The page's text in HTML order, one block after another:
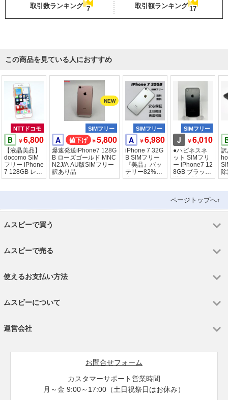
取引数ランキング 7 取引額ランキング 17
この商品を見ている人におすすめ
NTTドコモ
B ￥6,800
【液晶美品】
docomo SIM
フリー iPhone
7 128GB レッ
ド
SIMフリー
A ￥5,800
爆速発送iPhone7 128G
B ローズゴールド MNC
N2J/A AU版SIMフリー
訳あり品
SIMフリー
A ￥6,980
iPhone 7 32G
B SIMフリー
『美品』バッ
テリー82%以
上
SIMフリー
J ￥6,010
●ハピネスネ
ット SIMフリ
ー iPhone7 12
8GB ブラック
送料無料
ページトップへ↑
ムスビーで買う
ムスビーで売る
使えるお支払い方法
ムスビーについて
運営会社
お問合せフォーム
カスタマーサポート営業時間
月～金 9:00～17:00（土日祝祭日はお休み）